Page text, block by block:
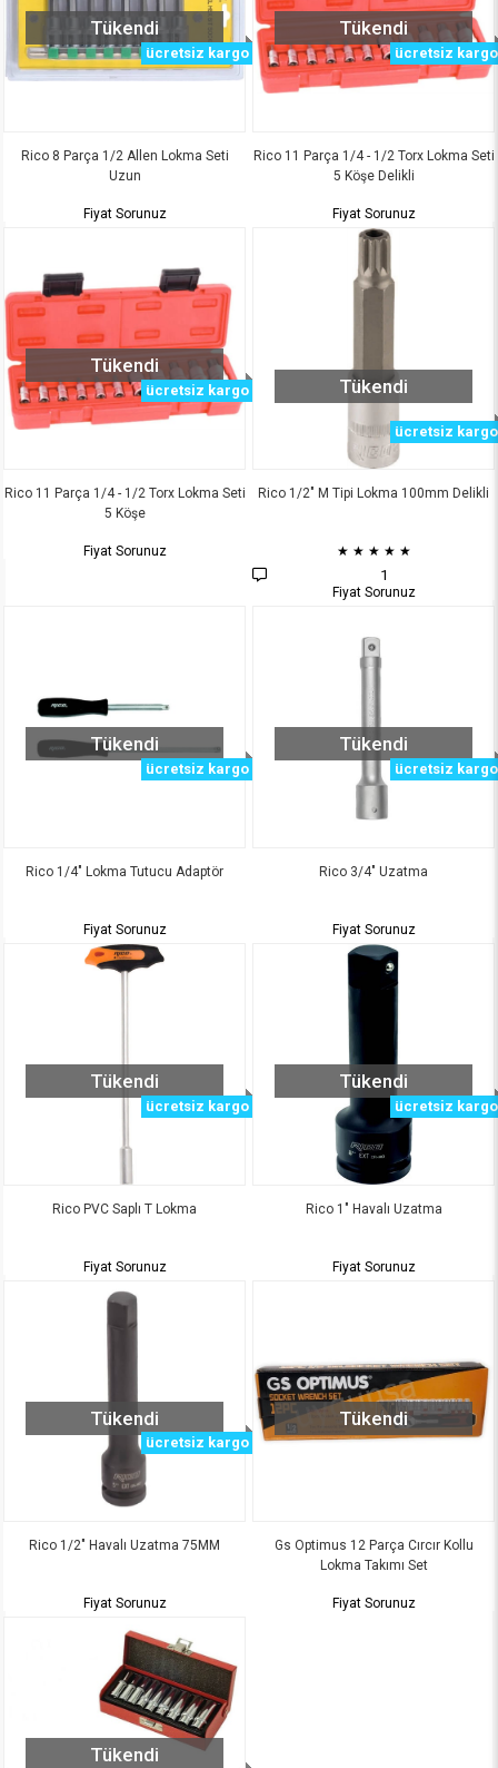
Tükendi
Rico 8 Parça 1/2 Allen Lokma Seti
Uzun
ücretsiz kargo
Fiyat Sorunuz
Tükendi
Rico 11 Parça 1/4 - 1/2 Torx Lokma Seti
5 Köşe Delikli
ücretsiz kargo
Fiyat Sorunuz
Tükendi
Rico 11 Parça 1/4 - 1/2 Torx Lokma Seti
5 Köşe
ücretsiz kargo
Fiyat Sorunuz
Tükendi
Rico 1/2" M Tipi Lokma 100mm Delikli
★ ★ ★ ★ ★
1
ücretsiz kargo
Fiyat Sorunuz
Tükendi
Rico 1/4" Lokma Tutucu Adaptör
ücretsiz kargo
Fiyat Sorunuz
Tükendi
Rico 3/4" Uzatma
ücretsiz kargo
Fiyat Sorunuz
Tükendi
Rico PVC Saplı T Lokma
ücretsiz kargo
Fiyat Sorunuz
Tükendi
Rico 1" Havalı Uzatma
ücretsiz kargo
Fiyat Sorunuz
Tükendi
Rico 1/2" Havalı Uzatma 75MM
ücretsiz kargo
Fiyat Sorunuz
Tükendi
Gs Optimus 12 Parça Cırcır Kollu
Lokma Takımı Set
Fiyat Sorunuz
Tükendi